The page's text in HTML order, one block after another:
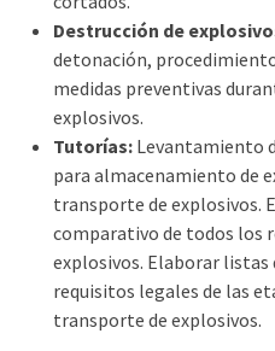
Destrucción de
detonación,
medidas preventivas
explosivos.
Tutorías: Levantamiento
para almacenamiento de
transporte de explosivos.
comparativo de todos los
explosivos. Elaborar listas
requisitos legales de las
transporte de explosivos.